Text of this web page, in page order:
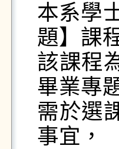
本系學
題】課
該課程
畢業專
需於選
事宜，